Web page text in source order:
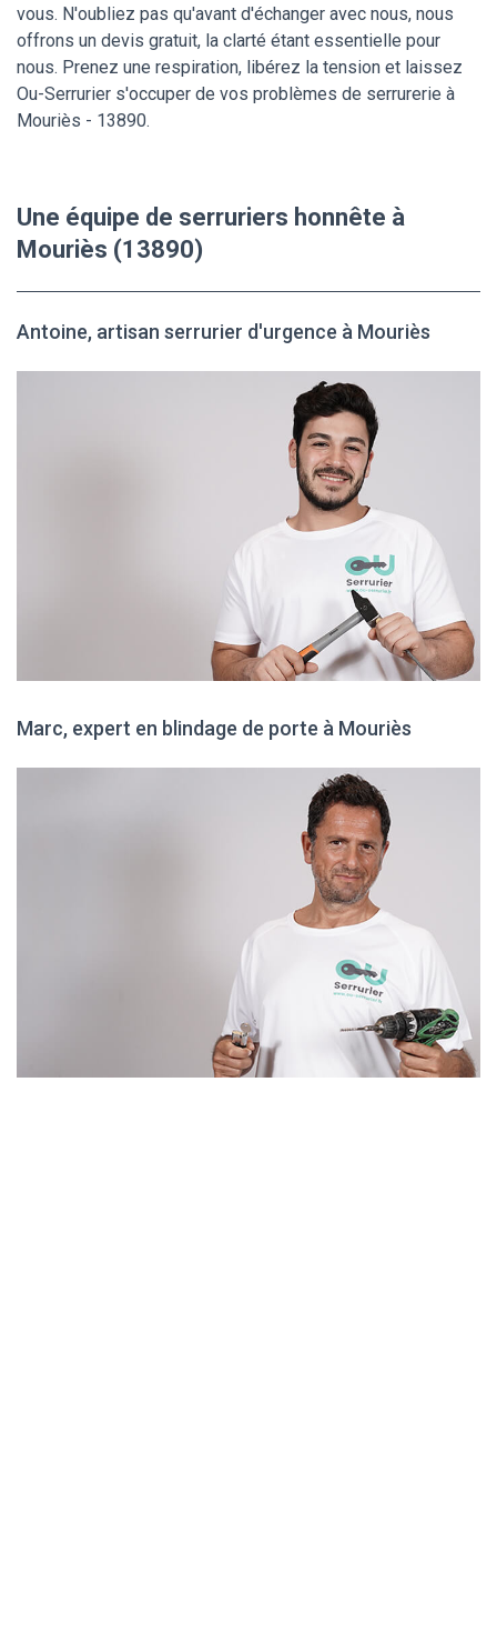
vous. N'oubliez pas qu'avant d'échanger avec nous, nous
offrons un devis gratuit, la clarté étant essentielle pour
nous. Prenez une respiration, libérez la tension et laissez
Ou-Serrurier s'occuper de vos problèmes de serrurerie à
Mouriès - 13890.
Une équipe de serruriers honnête à
Mouriès (13890)
Antoine, artisan serrurier d'urgence à Mouriès
Marc, expert en blindage de porte à Mouriès